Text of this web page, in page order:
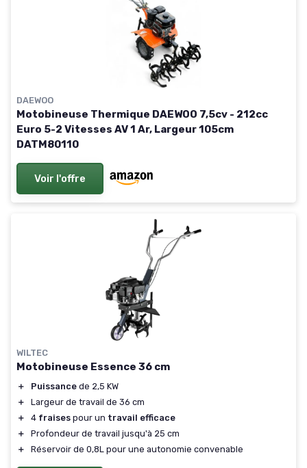
DAEWOO
Motobineuse Thermique DAEWOO 7,5cv - 212cc
Euro 5-2 Vitesses AV 1 Ar, Largeur 105cm
DATM80110
Voir l'offre
WILTEC
Motobineuse Essence 36 cm
＋ Puissance de 2,5 KW
＋
Largeur de travail de 36 cm
＋
4 fraises pour un travail efficace
＋
Profondeur de travail jusqu'à 25 cm
＋
Réservoir de 0,8L pour une autonomie convenable